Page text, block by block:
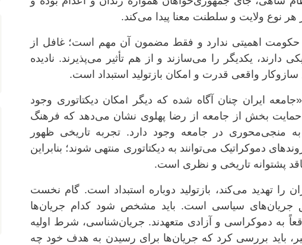
هر نوع ولایت و سلطنت معنا پیدا می‌کند.
حکومت اهمیتی ندارد و فقط مضمون آن مهم است؛ غافل از
یکدیگر را می‌سازند و از هم تأثیر می‌پذیرند. نادیده
واقعی قدرت و امکان بازتولید استبداد است.
ایران چنان آگاه شده که دیگر امکان دیکتاتوری وجود
حمایت بخش از جامعه از رضا پهلوی نشان می‌دهد که فرهنگ
منجی‌محوری در جامعه وجود دارد. تجربه تاریخی ظهور
دموکراتیک می‌توانند به دیکتاتوری منتهی شوند؛ بنابراین
پشتوانه تاریخی و نظری است.
را تهدید می‌کند، بازتولید دوباره استبداد است. گام نخست
جریان‌های سیاسی است. باید مشخص شود کدام جریان‌ها
به دموکراسی و آزادی متعهدند. جریان‌شناسی، شرط اولیه
باید بررسی کرد که جریان‌ها برای رسیدن به هدف خود چه